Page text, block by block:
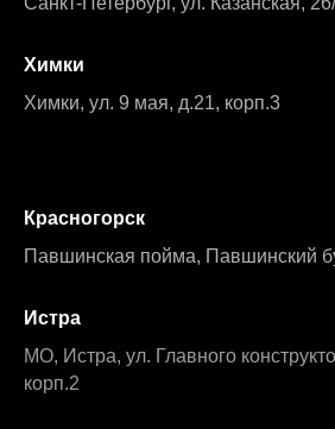
Химки
Химки, ул. 9 мая, д.21, корп.3
Красногорск
Павшинская пойма, Павшинский
Истра
МО, Истра, ул. Главного
корп.2